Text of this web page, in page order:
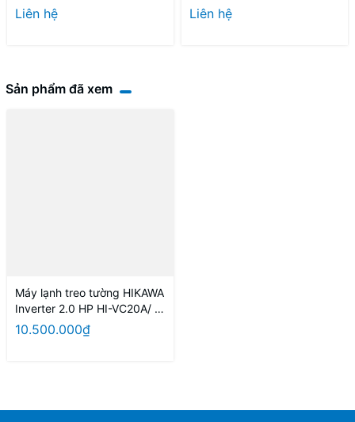
3.0HP Model 2026 - Thái
Liên hệ Liên hệ
Sản phẩm đã xem
Máy lạnh treo tường HIKAWA
Inverter 2.0 HP HI-VC20A/ K-
VC20A
10.500.000₫